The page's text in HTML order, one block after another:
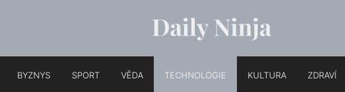
BYZNYS SPORT VĚDA TECHNOLOGIE KULTURA ZDRAVÍ